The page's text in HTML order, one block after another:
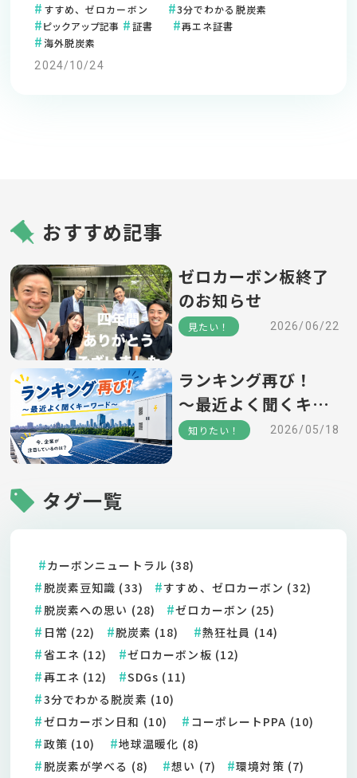
すすめ、ゼロカーボン
3分でわかる脱炭素
ピックアップ記事
証書
再エネ証書
海外脱炭素
2024/10/24
おすすめ記事
ゼロカーボン板終了
のお知らせ
見たい！ 2026/06/22
ランキング再び！
～最近よく聞くキー
ワード～
知りたい！ 2026/05/18
タグ一覧
カーボンニュートラル (38)
脱炭素豆知識 (33)
すすめ、ゼロカーボン (32)
脱炭素への思い (28)
ゼロカーボン (25)
日常 (22)
脱炭素 (18)
熱狂社員 (14)
省エネ (12)
ゼロカーボン板 (12)
再エネ (12)
SDGs (11)
3分でわかる脱炭素 (10)
ゼロカーボン日和 (10)
コーポレートPPA (10)
政策 (10)
地球温暖化 (8)
脱炭素が学べる (8)
想い (7)
環境対策 (7)